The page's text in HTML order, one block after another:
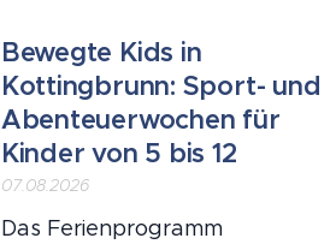
Bewegte Kids in
Kottingbrunn: Sport- und
Abenteuerwochen für
Kinder von 5 bis 12
07.08.2026
Das Ferienprogramm